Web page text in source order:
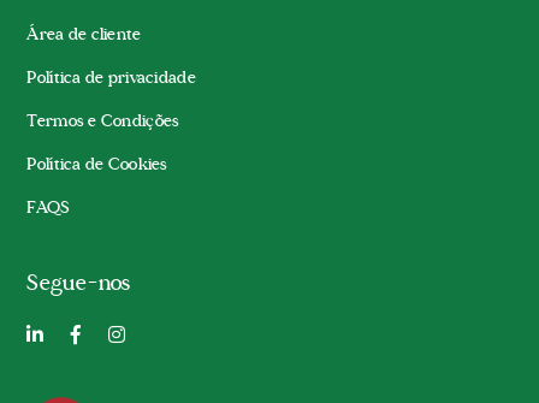
Área de cliente
Política de privacidade
Termos e Condições
Política de Cookies
FAQS
Segue-nos